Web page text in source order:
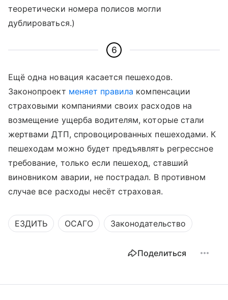
теоретически номера полисов могли
дублироваться.)
6
Ещё одна новация касается пешеходов.
Законопроект меняет правила компенсации
страховыми компаниями своих расходов на
возмещение ущерба водителям, которые стали
жертвами ДТП, спровоцированных пешеходами. К
пешеходам можно будет предъявлять регрессное
требование, только если пешеход, ставший
виновником аварии, не пострадал. В противном
случае все расходы несёт страховая.
ЕЗДИТЬ ОСАГО Законодательство
Поделиться